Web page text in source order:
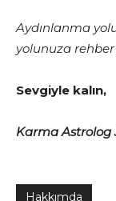
Aydınlanma
yolunuza rehber
Sevgiyle kalın,
Karma Astrolog
Hakkımda